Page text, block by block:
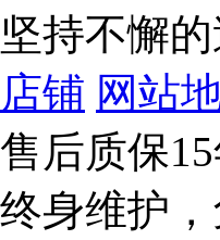
坚持不懈
店铺 网站
售后质保
终身维护